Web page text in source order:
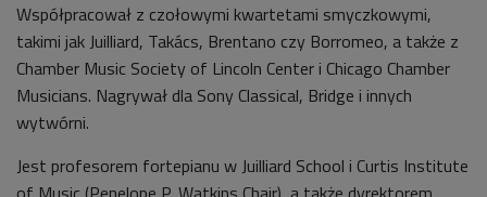
Współpracował z czołowymi kwartetami smyczkowymi,
takimi jak Juilliard, Takács, Brentano czy Borromeo, a także z
Chamber Music Society of Lincoln Center i Chicago Chamber
Musicians. Nagrywał dla Sony Classical, Bridge i innych
wytwórni.
Jest profesorem fortepianu w Juilliard School i Curtis Institute